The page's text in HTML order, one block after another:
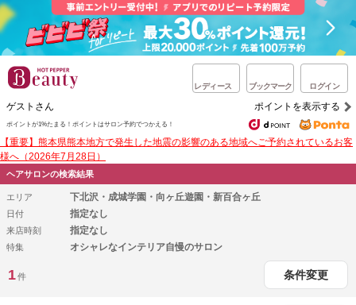
レディース ブックマーク ログイン
ゲストさん ポイントを表示する
ポイントが1%たまる！ ポイントはサロン予約でつかえる！
【重要】熊本県熊本地方で発生した地震の影響のある地域へご予約されているお客
様へ（2026年7月28日）
ヘアサロンの検索結果
エリア 下北沢・成城学園・向ヶ丘遊園・新百合ヶ丘
日付 指定なし
来店時刻 指定なし
特集 オシャレなインテリア自慢のサロン
1件 条件変更